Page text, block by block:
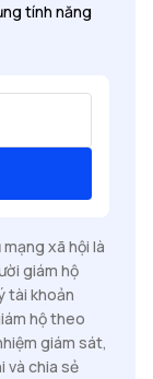
tính năng
xã hội là
giám hộ
tài khoản
hộ theo
giám sát,
và chia sẻ